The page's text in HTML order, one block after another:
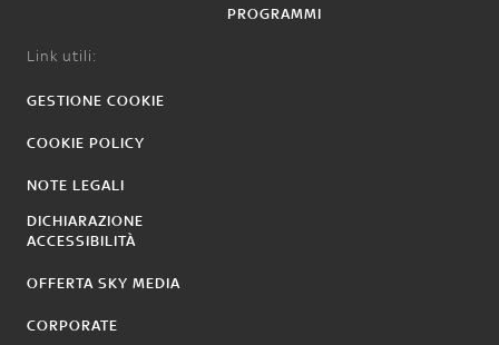
PROGRAMMI
Link utili:
GESTIONE COOKIE
COOKIE POLICY
NOTE LEGALI
DICHIARAZIONE
ACCESSIBILITÀ
OFFERTA SKY MEDIA
CORPORATE